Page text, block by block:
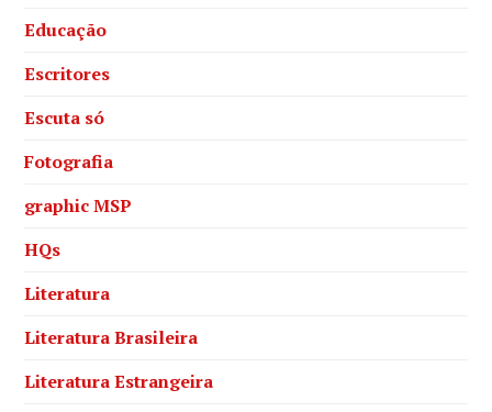
Educação
Escritores
Escuta só
Fotografia
graphic MSP
HQs
Literatura
Literatura Brasileira
Literatura Estrangeira